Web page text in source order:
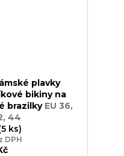
plavky
bikiny na
brazilky EU 36,
44
ks)
DPH